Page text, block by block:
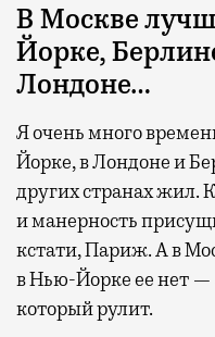
В Москве
Йорке,
Лондоне…
Я очень много
Йорке, в Лондоне и
других странах жил.
и манерность
кстати, Париж. А в
в Нью-Йорке ее нет —
который рулит.